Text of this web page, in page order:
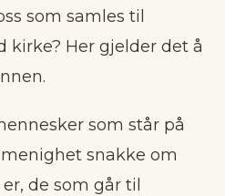
som samles til
kirke? Her gjelder det å
som står på
snakke om
de som går til